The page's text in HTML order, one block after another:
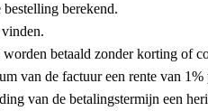
berekend.
betaald zonder korting of
van de factuur een rente van
van de betalingstermijn een